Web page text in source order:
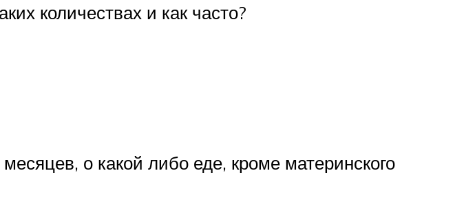
количествах и как часто?
о какой либо еде, кроме материнского